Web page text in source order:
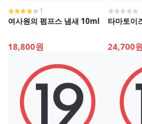
1
여사원의 펌프스 냄새 10ml
18,800원
타마토이
24,700원